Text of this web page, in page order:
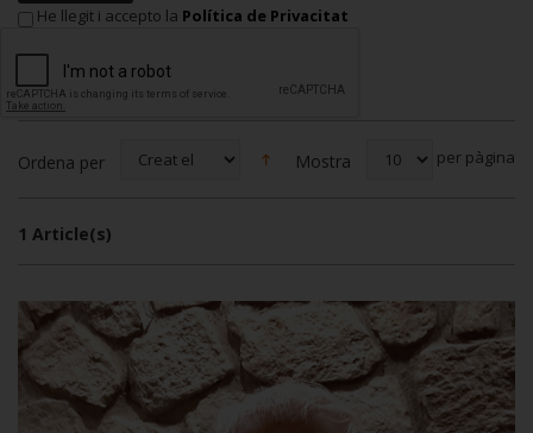
He llegit i accepto la Política de Privacitat
Ordena per Mostra per pàgina
1 Article(s)